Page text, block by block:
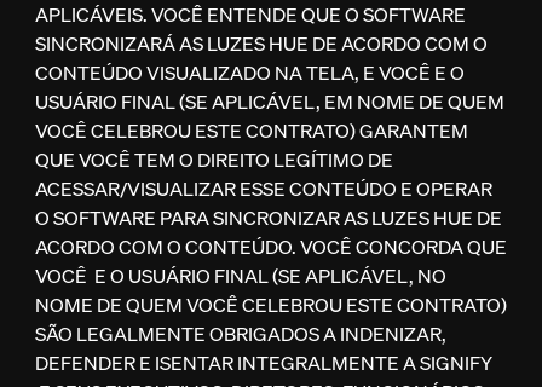
APLICÁVEIS. VOCÊ ENTENDE QUE O SOFTWARE
SINCRONIZARÁ AS LUZES HUE DE ACORDO COM O
CONTEÚDO VISUALIZADO NA TELA, E VOCÊ E O
USUÁRIO FINAL (SE APLICÁVEL, EM NOME DE QUEM
VOCÊ CELEBROU ESTE CONTRATO) GARANTEM
QUE VOCÊ TEM O DIREITO LEGÍTIMO DE
ACESSAR/VISUALIZAR ESSE CONTEÚDO E OPERAR
O SOFTWARE PARA SINCRONIZAR AS LUZES HUE DE
ACORDO COM O CONTEÚDO. VOCÊ CONCORDA QUE
VOCÊ E O USUÁRIO FINAL (SE APLICÁVEL, NO
NOME DE QUEM VOCÊ CELEBROU ESTE CONTRATO)
SÃO LEGALMENTE OBRIGADOS A INDENIZAR,
DEFENDER E ISENTAR INTEGRALMENTE A SIGNIFY